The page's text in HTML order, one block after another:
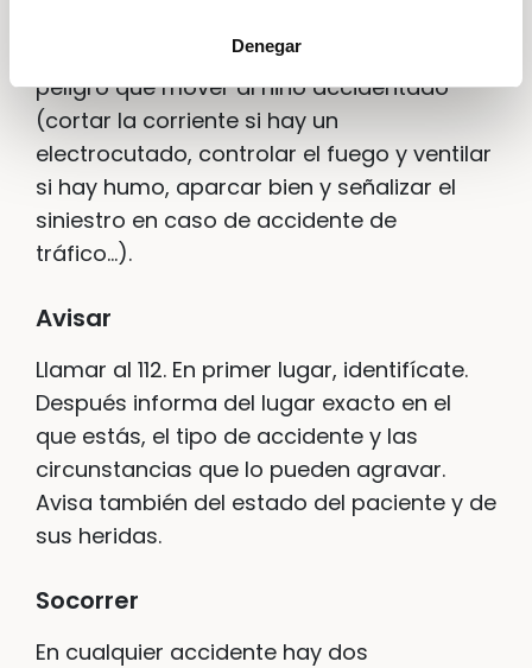
Denegar
accidente. Siempre es mejor alejar el
peligro que mover al niño accidentado
(cortar la corriente si hay un
electrocutado, controlar el fuego y ventilar
si hay humo, aparcar bien y señalizar el
siniestro en caso de accidente de
tráfico…).
Avisar
Llamar al 112. En primer lugar, identifícate.
Después informa del lugar exacto en el
que estás, el tipo de accidente y las
circunstancias que lo pueden agravar.
Avisa también del estado del paciente y de
sus heridas.
Socorrer
En cualquier accidente hay dos